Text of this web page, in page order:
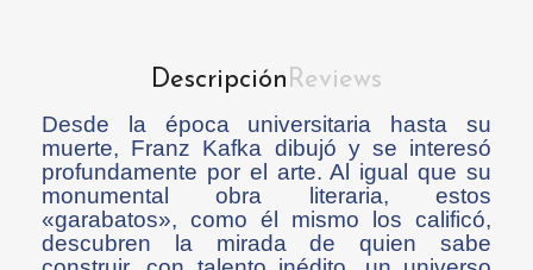
DescripciónReviews
Desde la época universitaria hasta su
muerte, Franz Kafka dibujó y se interesó
profundamente por el arte. Al igual que su
monumental obra literaria, estos
«garabatos», como él mismo los calificó,
descubren la mirada de quien sabe